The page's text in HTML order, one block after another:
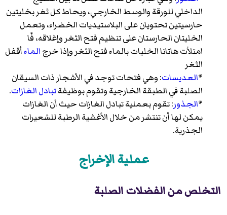
الداخلي للورقةوالوسط الخارجي، ويحاط كل ثغربخليتين
حارسيتينتحتويان علىالبلاستيديات الخضراء، وتعمل
الخليتان الحارستان على تنظيم فتح الثغر وإغلاقه، فّا
امتلأت هاتانا الخليات بالماء فتح الثغر وإذا خرجالماءأقفل
الثغر
*العديسات: وهي فتحات توجد في الأشجار ذات السيقان
الصلبة في الطبقة الخارجية وتقوم بوظيفةتبادل الغازات.
*الجذور: تقوم بعملية تبادل الغازات حيث أن الغازات
يمكن لها أن تنتشر من خلال الأغشية الرطبة للشعيرات
الجذرية.
عملية الإخراج
التخلص من الفضلات الصلبة